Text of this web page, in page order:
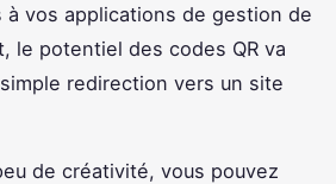
vos applications de gestion de
le potentiel des codes QR va
redirection vers un site
de créativité, vous pouvez